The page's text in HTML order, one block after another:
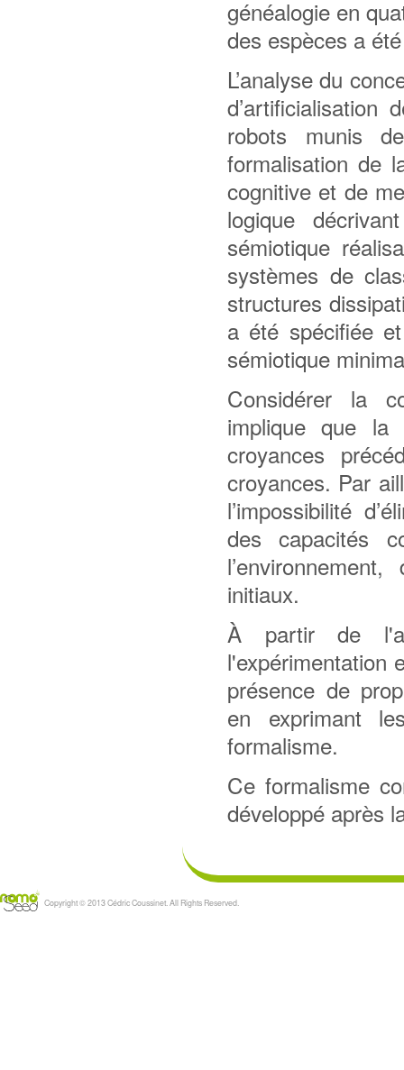
généalogie en
des espèces a
L’analyse du
d’artificialisation
robots munis
formalisation de
cognitive et de
logique
sémiotique
systèmes de
structures
a été spécifiée
sémiotique
Considérer la
implique que la
croyances
croyances. Par
l’impossibilité
des capacités
initiaux.
À partir de
l'expérimentation
présence de
en exprimant
formalisme.
Ce formalisme
développé après
Copyright © 2013 Cédric Coussinet. All Rights Reserved.